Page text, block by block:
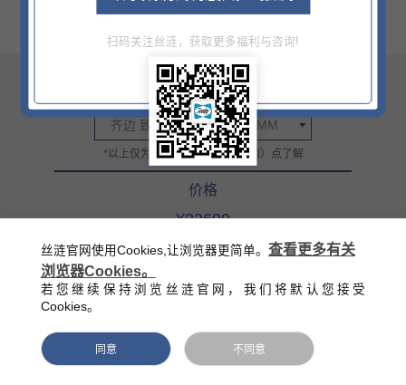
尺寸
齐边 致雅全皮1800X2000MM
*以上仅为部分信息，详情门（网）点了解
价格
¥23699
官方零售指导价（该价格不含底床）
西藏/新疆/海南/青海等偏远地区除外
扫码关注丝涟，获取更多福利与咨询!
丝涟官网使用Cookies,让浏览器更简单。 查看更多有关
浏览器Cookies。
若您继续保持浏览丝涟官网，我们将默认您接受
Cookies。
同意 不同意